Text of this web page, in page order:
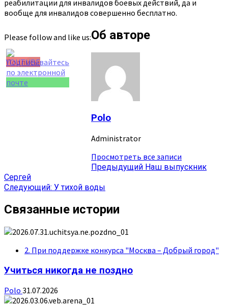
реабилитации для инвалидов боевых действий, да и
вообще для инвалидов совершенно бесплатно.
Please follow and like us:
Set Youtube
Об авторе
Polo
Administrator
Просмотреть все записи
записи
Предыдущий Наш выпускник
Сергей
Следующий: У тихой воды
Связанные истории
2. При поддержке конкурса "Москва – Добрый город"
Учиться никогда не поздно
Polo 31.07.2026